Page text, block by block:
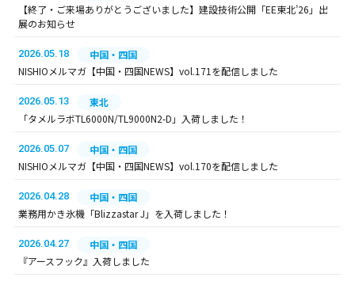
【終了・ご来場ありがとうございました】建設技術公開「EE東北’26」出
展のお知らせ
2026.05.18
中国・四国
NISHIOメルマガ【中国・四国NEWS】vol.171を配信しました
2026.05.13
東北
「タメルラボTL6000N/TL9000N2-D」入荷しました！
2026.05.07
中国・四国
NISHIOメルマガ【中国・四国NEWS】vol.170を配信しました
2026.04.28
中国・四国
業務用かき氷機「Blizzastar J」を入荷しました！
2026.04.27
中国・四国
『アースフック』入荷しました